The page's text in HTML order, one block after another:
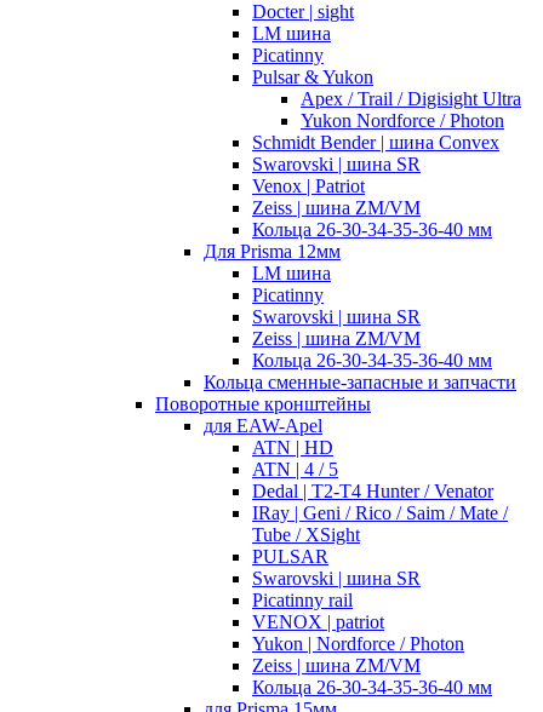
Docter | sight
LM шина
Picatinny
Pulsar & Yukon
Apex / Trail / Digisight Ultra
Yukon Nordforce / Photon
Schmidt Bender | шина Convex
Swarovski | шина SR
Venox | Patriot
Zeiss | шина ZM/VM
Кольца 26-30-34-35-36-40 мм
Для Prisma 12мм
LM шина
Picatinny
Swarovski | шина SR
Zeiss | шина ZM/VM
Кольца 26-30-34-35-36-40 мм
Кольца сменные-запасные и запчасти
Поворотные кронштейны
для EAW-Apel
ATN | HD
ATN | 4 / 5
Dedal | T2-T4 Hunter / Venator
IRay | Geni / Rico / Saim / Mate /
Tube / XSight
PULSAR
Swarovski | шина SR
Picatinny rail
VENOX | patriot
Yukon | Nordforce / Photon
Zeiss | шина ZM/VM
Кольца 26-30-34-35-36-40 мм